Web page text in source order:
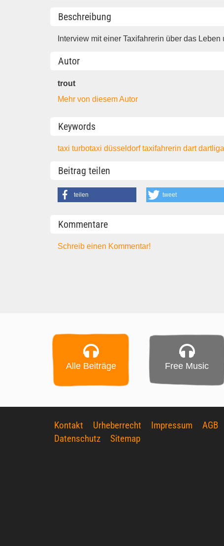
Beschreibung
Interview mit einer Taxifahrerin über das
Autor
trout
Mehr von diesem Autor
Keywords
taxiturbotaxidüsseldorftaxifahrerindartdartliga
Beitrag teilen
teilen tweet
Kommentare
Schreib einen Kommentar!
Alle Beiträge Free Music
Kontakt Urheberrecht Impressum
AGB
Datenschutz
Sitemap